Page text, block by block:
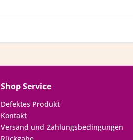
Shop Service
Defektes Produkt
Kontakt
Versand und Zahlungsbedingungen